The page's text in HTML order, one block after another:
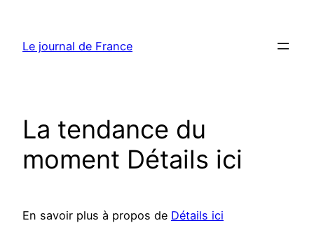
contenu
Le journal de France
La tendance du
moment Détails ici
En savoir plus à propos de Détails ici